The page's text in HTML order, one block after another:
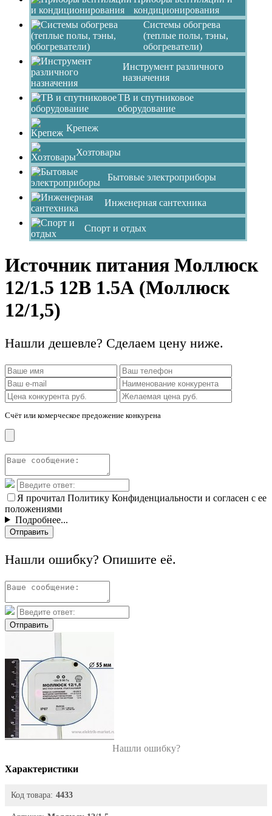
кондиционирования
Системы обогрева
(теплые полы, тэны,
обогреватели)
Инструмент различного
назначения
ТВ и спутниковое
оборудование
Крепеж
Хозтовары
Бытовые электроприборы
Инженерная сантехника
Спорт и отдых
Источник питания Моллюск
12/1.5 12В 1.5А (Моллюск
12/1,5)
Нашли дешевле? Сделаем цену ниже.
Счёт или комерческое предожение конкурена
Я прочитал Политику Конфиденциальности и согласен с ее
положениями
Подробнее...
Отправить
Нашли ошибку? Опишите её.
Отправить
Нашли ошибку?
Характеристики
Код товара: 4433